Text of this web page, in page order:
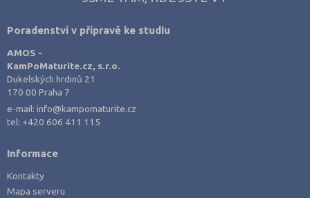
Poradenství v přípravě ke studiu
AMOS -
KamPoMaturite.cz, s.r.o.
Dukelských hrdinů 21
170 00 Praha 7
e-mail:info@kampomaturite.cz
tel: +420 606 411 115
Informace
Kontakty
Mapa serveru